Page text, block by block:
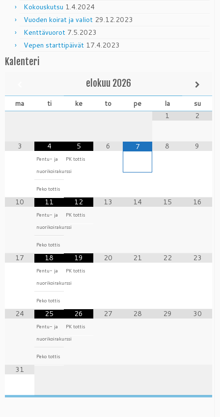
Kokouskutsu 1.4.2024
Vuoden koirat ja valiot 29.12.2023
Kenttävuorot 7.5.2023
Vepen starttipäivät 17.4.2023
Kalenteri
elokuu 2026
ma ti ke to pe la
su
1
2
3 4
Pentu- ja
nuorikoirakurssi
Peko tottis
5
PK tottis
6 7 8 9
10 11
Pentu- ja
nuorikoirakurssi
Peko tottis
12
PK tottis
13 14 15 16
17 18
Pentu- ja
nuorikoirakurssi
Peko tottis
19
PK tottis
20 21 22 23
24 25
Pentu- ja
nuorikoirakurssi
Peko tottis
26
PK tottis
27 28 29 30
31